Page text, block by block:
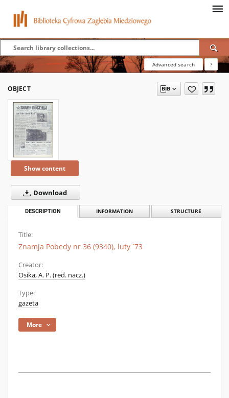
Advanced search ?
OBJECT
Show content
Download
DESCRIPTION INFORMATION STRUCTURE
Title:
Znamja Pobedy nr 36 (9340), luty `73
Creator:
Osika, A. P. (red. nacz.)
Type:
gazeta
More